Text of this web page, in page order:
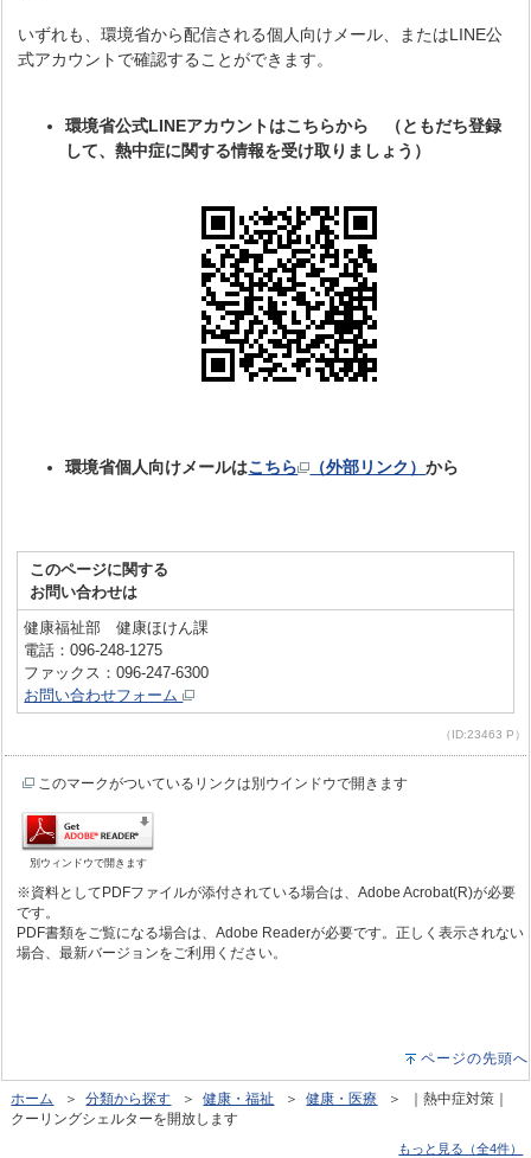
いずれも、環境省から配信される個人向けメール、またはLINE公
式アカウントで確認することができます。
環境省公式LINEアカウントはこちらから （ともだち登録
して、熱中症に関する情報を受け取りましょう）
環境省個人向けメールはこちら （外部リンク）から
このページに関する
お問い合わせは
健康福祉部 健康ほけん課
電話：096-248-1275
ファックス：096-247-6300
お問い合わせフォーム
（ID:23463 P）
このマークがついているリンクは別ウインドウで開きます
別ウィンドウで開きます
※資料としてPDFファイルが添付されている場合は、Adobe Acrobat(R)が必要
です。
PDF書類をご覧になる場合は、Adobe Readerが必要です。正しく表示されない
場合、最新バージョンをご利用ください。
ページの先頭へ
ホーム ＞分類から探す ＞健康・福祉 ＞健康・医療 ＞ ｜熱中症対策｜
クーリングシェルターを開放します
もっと見る（全4件）